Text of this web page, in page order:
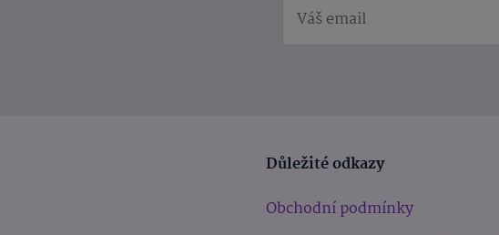
Důležité odkazy
Obchodní podmínky